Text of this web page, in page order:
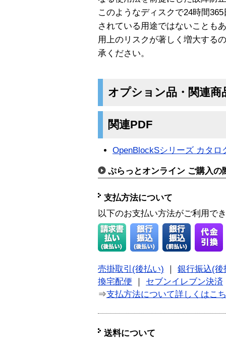
このようなディスクで24時間
されている用途ではないことも
用上のリスクが著しく増大する
承ください。
オプション品・関連商
関連PDF
OpenBlockSシリーズ カタロ
ぷらっとオンライン ご購入の
支払方法について
以下のお支払い方法がご利用で
売掛取引(後払い)
銀行振込(後
換宅配便
セブンイレブン決済
⇒支払方法について詳しくはこ
送料について